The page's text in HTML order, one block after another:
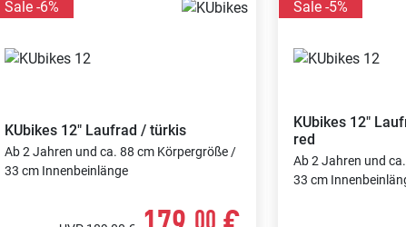
Sale -6%
KUbikes 12" Laufrad / türkis
Ab 2 Jahren und ca. 88 cm Körpergröße /
33 cm Innenbeinlänge
00
Sale -5%
KUbikes 12"
red
Ab 2 Jahren und
33 cm